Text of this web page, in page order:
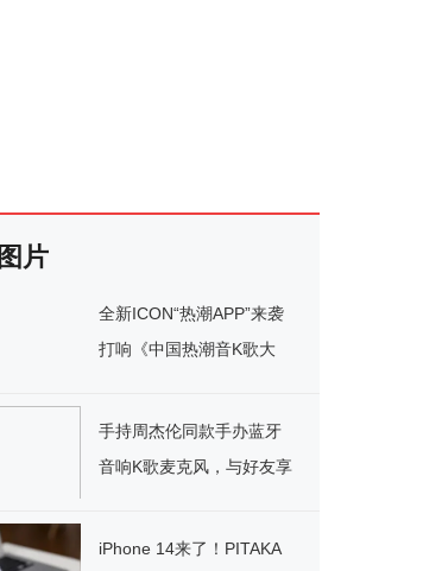
片
全新ICON“热潮APP”来袭
打响《中国热潮音K歌大
手持周杰伦同款手办蓝牙
音响K歌麦克风，与好友享
iPhone 14来了！PITAKA